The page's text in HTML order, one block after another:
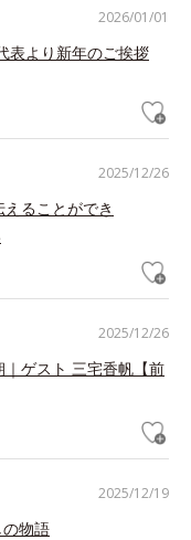
2026/01/01
表より新年のご挨拶
2025/12/26
ることができ
2025/12/26
ゲスト 三宅香帆【前
2025/12/19
物語